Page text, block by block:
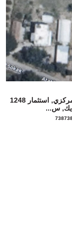
أرض موقع مركزي, استثمار 1248